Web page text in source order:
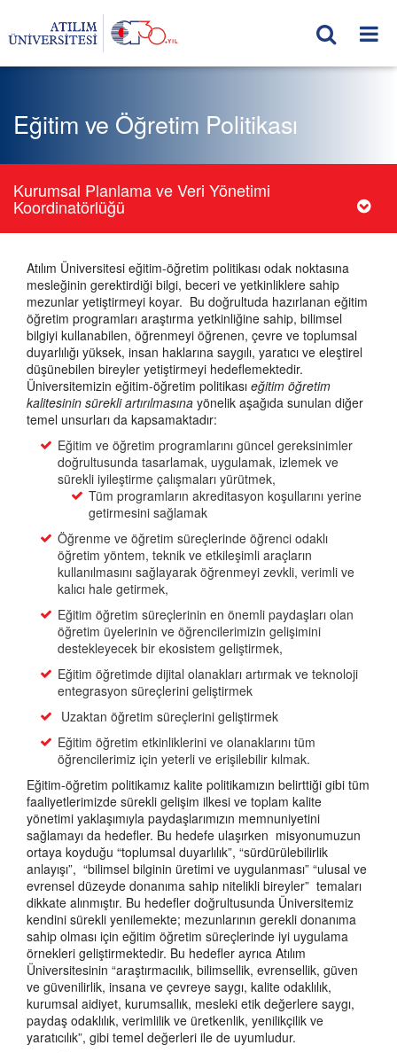
Eğitim ve Öğretim Politikası
Kurumsal Planlama ve Veri Yönetimi
Koordinatörlüğü
Atılım Üniversitesi eğitim-öğretim politikası odak noktasına
mesleğinin gerektirdiği bilgi, beceri ve yetkinliklere sahip
mezunlar yetiştirmeyi koyar. Bu doğrultuda hazırlanan eğitim
öğretim programları araştırma yetkinliğine sahip, bilimsel
bilgiyi kullanabilen, öğrenmeyi öğrenen, çevre ve toplumsal
duyarlılığı yüksek, insan haklarına saygılı, yaratıcı ve eleştirel
düşünebilen bireyler yetiştirmeyi hedeflemektedir.
Üniversitemizin eğitim-öğretim politikası eğitim öğretim
kalitesinin sürekli artırılmasına yönelik aşağıda sunulan diğer
temel unsurları da kapsamaktadır:
Eğitim ve öğretim programlarını güncel gereksinimler
doğrultusunda tasarlamak, uygulamak, izlemek ve
sürekli iyileştirme çalışmaları yürütmek,
Tüm programların akreditasyon koşullarını yerine
getirmesini sağlamak
Öğrenme ve öğretim süreçlerinde öğrenci odaklı
öğretim yöntem, teknik ve etkileşimli araçların
kullanılmasını sağlayarak öğrenmeyi zevkli, verimli ve
kalıcı hale getirmek,
Eğitim öğretim süreçlerinin en önemli paydaşları olan
öğretim üyelerinin ve öğrencilerimizin gelişimini
destekleyecek bir ekosistem geliştirmek,
Eğitim öğretimde dijital olanakları artırmak ve teknoloji
entegrasyon süreçlerini geliştirmek
Uzaktan öğretim süreçlerini geliştirmek
Eğitim öğretim etkinliklerini ve olanaklarını tüm
öğrencilerimiz için yeterli ve erişilebilir kılmak.
Eğitim-öğretim politikamız kalite politikamızın belirttiği gibi tüm
faaliyetlerimizde sürekli gelişim ilkesi ve toplam kalite
yönetimi yaklaşımıyla paydaşlarımızın memnuniyetini
sağlamayı da hedefler. Bu hedefe ulaşırken misyonumuzun
ortaya koyduğu “toplumsal duyarlılık”, “sürdürülebilirlik
anlayışı”, “bilimsel bilginin üretimi ve uygulanması” “ulusal ve
evrensel düzeyde donanıma sahip nitelikli bireyler” temaları
dikkate alınmıştır. Bu hedefler doğrultusunda Üniversitemiz
kendini sürekli yenilemekte; mezunlarının gerekli donanıma
sahip olması için eğitim öğretim süreçlerinde iyi uygulama
örnekleri geliştirmektedir. Bu hedefler ayrıca Atılım
Üniversitesinin “araştırmacılık, bilimsellik, evrensellik, güven
ve güvenilirlik, insana ve çevreye saygı, kalite odaklılık,
kurumsal aidiyet, kurumsallık, mesleki etik değerlere saygı,
paydaş odaklılık, verimlilik ve üretkenlik, yenilikçilik ve
yaratıcılık”, gibi temel değerleri ile de uyumludur.